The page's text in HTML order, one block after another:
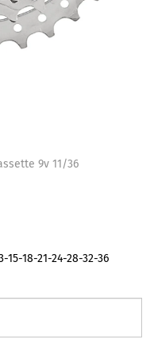
9v 11/36
18-21-24-28-32-36